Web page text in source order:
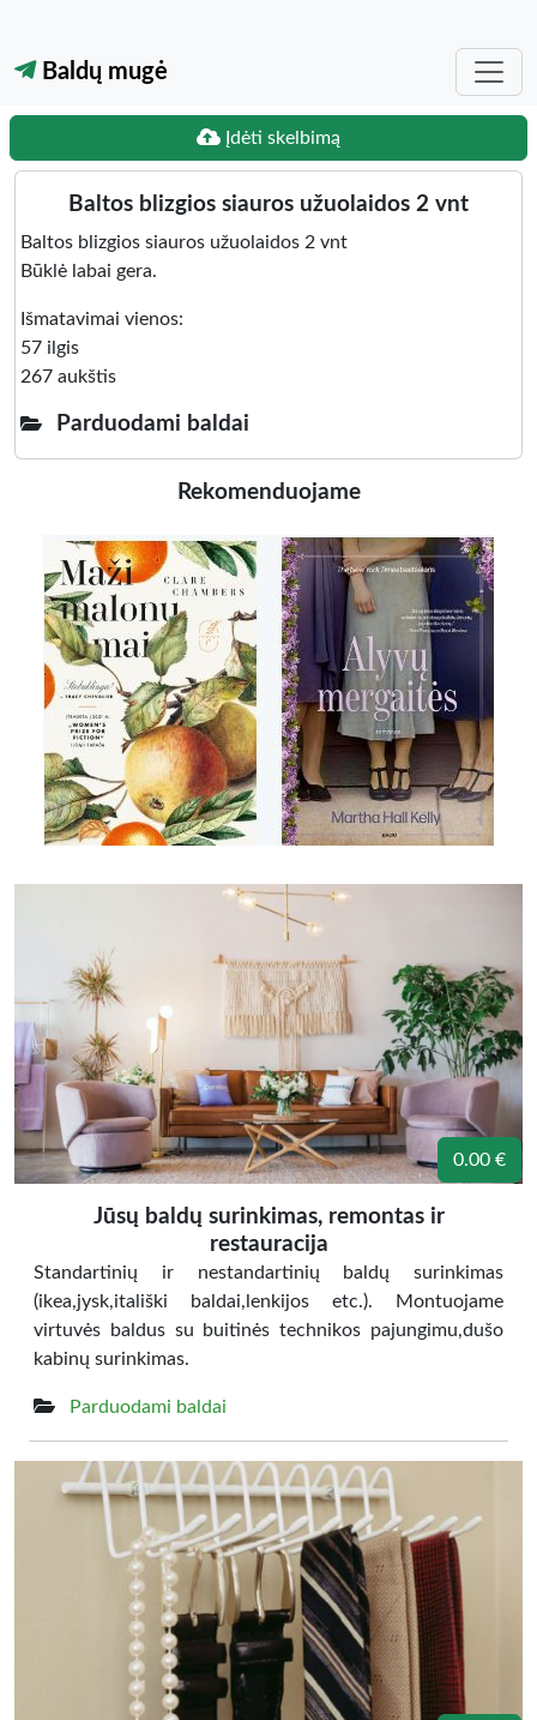
Baldų mugė
Įdėti skelbimą
Baltos blizgios siauros užuolaidos 2 vnt
Baltos blizgios siauros užuolaidos 2 vnt
Būklė labai gera.
Išmatavimai vienos:
57 ilgis
267 aukštis
Parduodami baldai
Rekomenduojame
0.00 €
Jūsų baldų surinkimas, remontas ir
restauracija
Standartinių ir nestandartinių baldų surinkimas
(ikea,jysk,itališki baldai,lenkijos etc.). Montuojame
virtuvės baldus su buitinės technikos pajungimu,dušo
kabinų surinkimas.
Parduodami baldai